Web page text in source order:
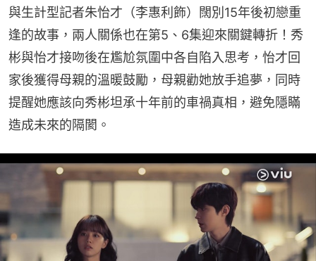
與生計型記者朱怡才（李惠利飾）闊別15年後初戀重
逢的故事，兩人關係也在第5、6集迎來關鍵轉折！秀
彬與怡才接吻後在尷尬氛圍中各自陷入思考，怡才回
家後獲得母親的溫暖鼓勵，母親勸她放手追夢，同時
提醒她應該向秀彬坦承十年前的車禍真相，避免隱瞞
造成未來的隔閡。